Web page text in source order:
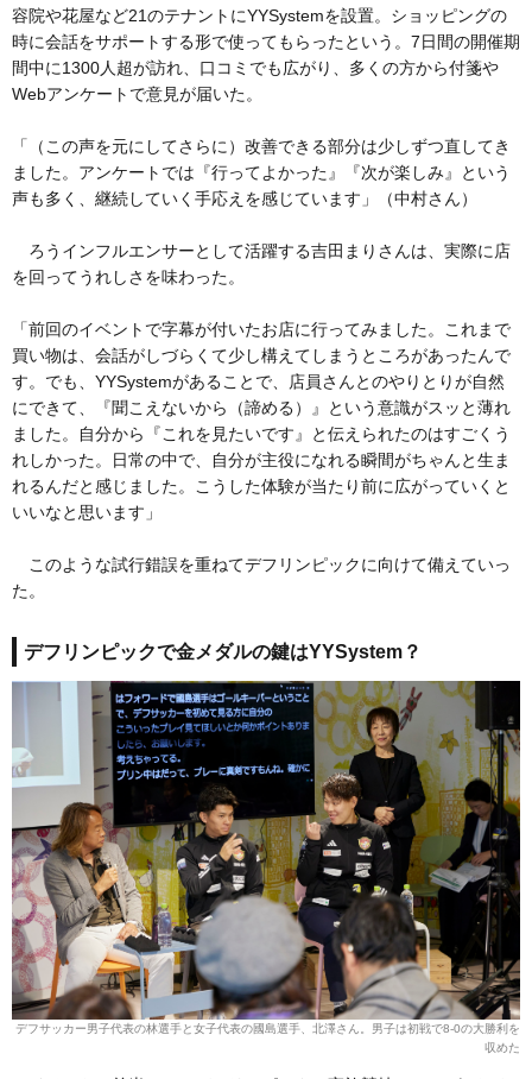
容院や花屋など21のテナントにYYSystemを設置。ショッピングの
時に会話をサポートする形で使ってもらったという。7日間の開催期
間中に1300人超が訪れ、口コミでも広がり、多くの方から付箋や
Webアンケートで意見が届いた。
「（この声を元にしてさらに）改善できる部分は少しずつ直してき
ました。アンケートでは『行ってよかった』『次が楽しみ』という
声も多く、継続していく手応えを感じています」（中村さん）
ろうインフルエンサーとして活躍する吉田まりさんは、実際に店
を回ってうれしさを味わった。
「前回のイベントで字幕が付いたお店に行ってみました。これまで
買い物は、会話がしづらくて少し構えてしまうところがあったんで
す。でも、YYSystemがあることで、店員さんとのやりとりが自然
にできて、『聞こえないから（諦める）』という意識がスッと薄れ
ました。自分から『これを見たいです』と伝えられたのはすごくう
れしかった。日常の中で、自分が主役になれる瞬間がちゃんと生ま
れるんだと感じました。こうした体験が当たり前に広がっていくと
いいなと思います」
このような試行錯誤を重ねてデフリンピックに向けて備えていっ
た。
デフリンピックで金メダルの鍵はYYSystem？
デフサッカー男子代表の林選手と女子代表の國島選手、北澤さん。男子は初戦で8-0の大勝利を
収めた